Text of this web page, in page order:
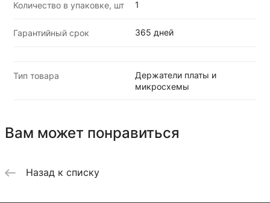
Количество в упаковке, шт 1
Гарантийный срок 365 дней
Тип товара
Держатели платы и
микросхемы
Вам может понравиться
Назад к списку